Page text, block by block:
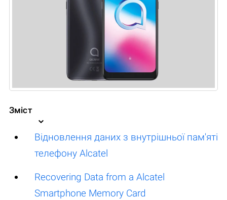
Зміст
Відновлення даних з внутрішньої пам'яті
телефону Alcatel
Recovering Data from a Alcatel
Smartphone Memory Card